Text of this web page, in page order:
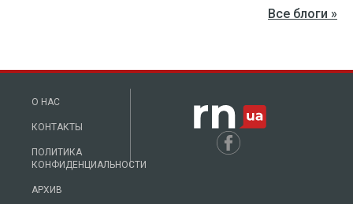
Все блоги »
О НАС
КОНТАКТЫ
ПОЛИТИКА
КОНФИДЕНЦИАЛЬНОСТИ
АРХИВ